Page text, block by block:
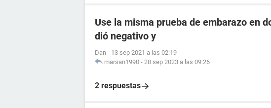
Use la misma prueba de embarazo en
dió negativo y
Dan - 13 sep 2021 a las 02:19
marsan1990 - 28 sep 2023 a las 09:26
2 respuestas